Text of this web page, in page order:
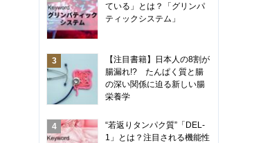
ている」とは？「グリンパ
ティックシステム」
【注目書籍】日本人の8割が
腸漏れ!? たんぱく質と腸
の深い関係に迫る新しい腸
栄養学
“若返りタンパク質”「DEL-
1」とは？注目される機能性